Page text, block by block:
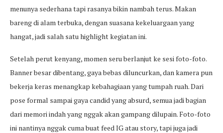
menunya sederhana tapi rasanya bikin nambah terus. Makan
bareng di alam terbuka, dengan suasana kekeluargaan yang
hangat, jadi salah satu highlight kegiatan ini.
Setelah perut kenyang, momen seru berlanjut ke sesi foto-foto.
Banner besar dibentang, gaya bebas diluncurkan, dan kamera pun
bekerja keras menangkap kebahagiaan yang tumpah ruah. Dari
pose formal sampai gaya candid yang absurd, semua jadi bagian
dari memori indah yang nggak akan gampang dilupain. Foto-foto
ini nantinya nggak cuma buat feed IG atau story, tapi juga jadi